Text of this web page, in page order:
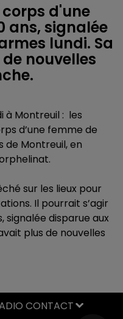
d'une
ans, signalée
lundi. Sa
nouvelles
Montreuil : les
d’une femme de
de Montreuil, en
sur les lieux pour
Il pourrait s’agir
signalée disparue aux
plus de nouvelles
CONTACT